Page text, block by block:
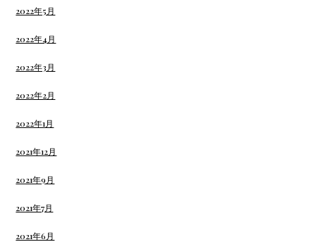
2022年5月
2022年4月
2022年3月
2022年2月
2022年1月
2021年12月
2021年9月
2021年7月
2021年6月